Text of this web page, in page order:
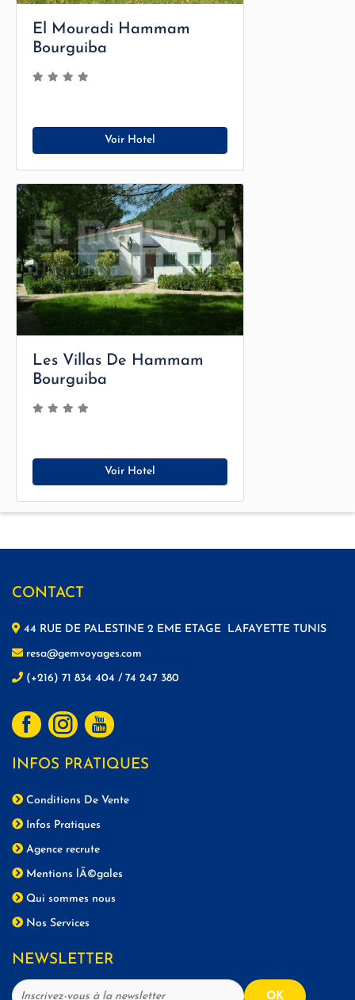
El Mouradi Hammam
Bourguiba
Voir Hotel
Les Villas De Hammam
Bourguiba
Voir Hotel
CONTACT
44 RUE DE PALESTINE 2 EME ETAGE LAFAYETTE TUNIS
resa@gemvoyages.com
(+216) 71 834 404 / 74 247 380
INFOS PRATIQUES
Conditions De Vente
Infos Pratiques
Agence recrute
Mentions lÃ©gales
Qui sommes nous
Nos Services
NEWSLETTER
OK